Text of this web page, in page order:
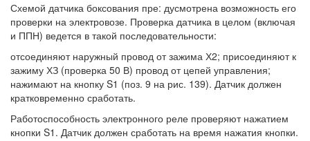
Схемой датчика боксования пре: дусмотрена возможность его
проверки на электровозе. Проверка датчика в целом (включая
и ППН) ведется в такой последовательности:
отсоединяют наружный провод от зажима Х2; присоединяют к
зажиму ХЗ (проверка 50 В) провод от цепей управления;
нажимают на кнопку S1 (поз. 9 на рис. 139). Датчик должен
кратковременно сработать.
Работоспособность электронного реле проверяют нажатием
кнопки S1. Датчик должен сработать на время нажатия кнопки.